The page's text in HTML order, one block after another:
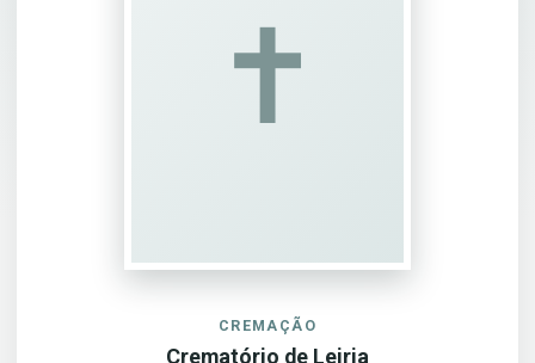
✝︎
CREMAÇÃO
Crematório de Leiria